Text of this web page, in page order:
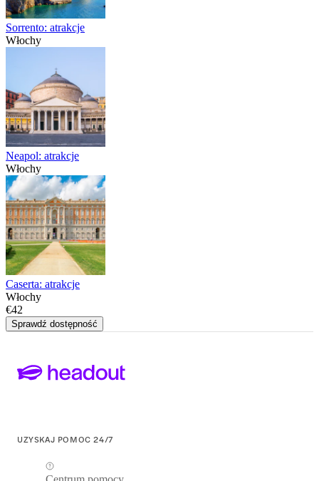
Sorrento: atrakcje
Włochy
Neapol: atrakcje
Włochy
Caserta: atrakcje
Włochy
€42
Sprawdź dostępność
UZYSKAJ POMOC 24/7